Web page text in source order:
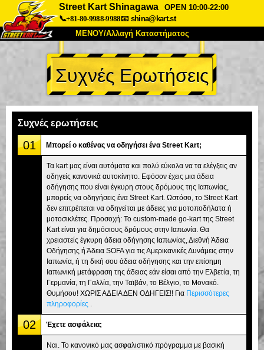
Street Kart Shinagawa
OPEN 10:00-22:00
📞+81-80-9988-9988📧 shina@kart.st
ΜΕΝΟΥ/Αλλαγή Καταστήματος
ΚΥΡΙΩΣ
Σχετικά Προδιαγραφές Τιμές
Συχνές Ερωτήσεις
Εταιρεία
Αλλαγή Καταστήματος
Τόκιο Σινάγαουα #1 Τόκιο Ακίχαμπαρα #1
Τόκιο Ακίχαμπαρα #2 Τόκιο Σιμπούγια
Τόκιο Σιμπούγια Annex Τόκιο Κόλπος
Τόκιο Ασακούσα Οσάκα
Οκινάουα
Συχνές Ερωτήσεις
Συχνές ερωτήσεις
01 Μπορεί ο καθένας να οδηγήσει ένα Street Kart;
Τα kart μας είναι αυτόματα και πολύ εύκολα να τα ελέγξεις αν
οδηγείς κανονικά αυτοκίνητο. Εφόσον έχεις μια άδεια
οδήγησης που είναι έγκυρη στους δρόμους της Ιαπωνίας,
μπορείς να οδηγήσεις ένα Street Kart. Ωστόσο, το Street Kart
δεν επιτρέπεται να οδηγείται με άδειες για μοτοποδήλατα ή
μοτοσικλέτες. Προσοχή: Το custom-made go-kart της Street
Kart είναι για δημόσιους δρόμους στην Ιαπωνία. Θα
χρειαστείς έγκυρη άδεια οδήγησης Ιαπωνίας, Διεθνή Άδεια
Οδήγησης ή Άδεια SOFA για τις Αμερικανικές Δυνάμεις στην
Ιαπωνία, ή τη δική σου άδεια οδήγησης και την επίσημη
Ιαπωνική μετάφραση της άδειας εάν είσαι από την Ελβετία, τη
Γερμανία, τη Γαλλία, την Ταϊβάν, το Βέλγιο, το Μονακό.
Θυμήσου! ΧΩΡΙΣ ΑΔΕΙΑ ΔΕΝ ΟΔΗΓΕΙΣ!! Για Περισσότερες
πληροφορίες
02 Έχετε ασφάλεια;
Ναι. Το κανονικό μας ασφαλιστικό πρόγραμμα με βασική